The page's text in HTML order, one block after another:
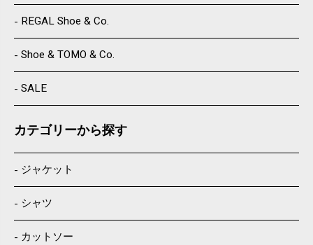
REGAL Shoe & Co.
Shoe & TOMO & Co.
SALE
カテゴリーから探す
ジャケット
シャツ
カットソー